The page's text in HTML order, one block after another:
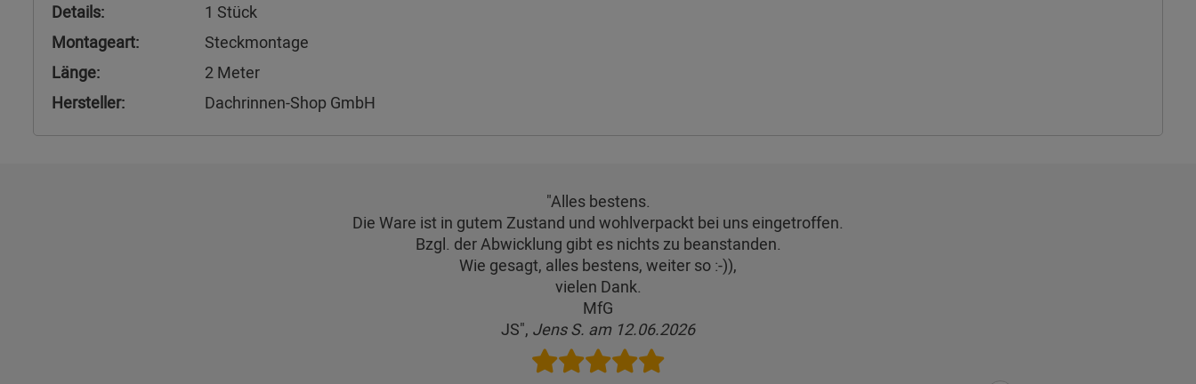
Details:
1 Stück
Montageart:
Steckmontage
Länge:
2 Meter
Hersteller:
Dachrinnen-Shop GmbH
"Alles bestens.
Die Ware ist in gutem Zustand und wohlverpackt bei uns eingetroffen.
Bzgl. der Abwicklung gibt es nichts zu beanstanden.
Wie gesagt, alles bestens, weiter so :-)),
vielen Dank.
MfG
JS", Jens S. am 12.06.2026